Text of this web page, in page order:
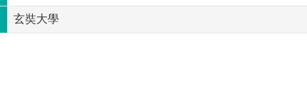
玄奘大學